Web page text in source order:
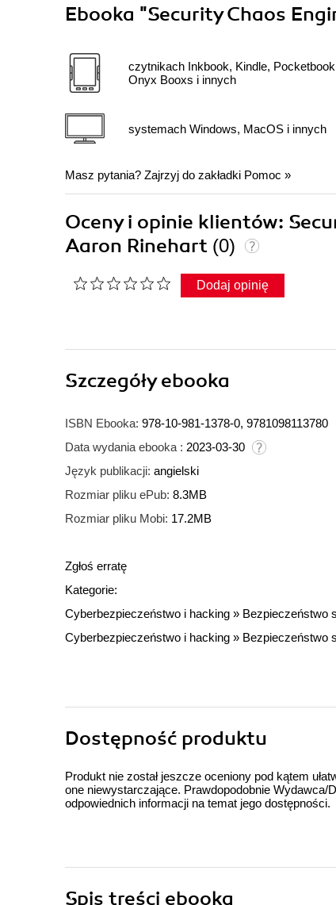
Ebooka "Security Chaos
czytnikach Inkbook, Kindle,
Onyx Booxs i innych
systemach Windows, MacOS i innych
Masz pytania? Zajrzyj do zakładki Pomoc »
Oceny i opinie klientów:
Aaron Rinehart (0)
Dodaj opinię
Szczegółyebooka
ISBN Ebooka: 978-10-981-1378-0, 9781098113780
Data wydania ebooka : 2023-03-30
Język publikacji: angielski
Rozmiar pliku ePub: 8.3MB
Rozmiar pliku Mobi: 17.2MB
Zgłoś erratę
Kategorie:
Cyberbezpieczeństwo i hacking » Bezpieczeństwo
Cyberbezpieczeństwo i hacking » Bezpieczeństwo
Dostępność produktu
Produkt nie został jeszcze oceniony pod kątem
one niewystarczające. Prawdopodobnie Wydawca/
odpowiednich informacji na temat jego dostępności.
Spis treści ebooka